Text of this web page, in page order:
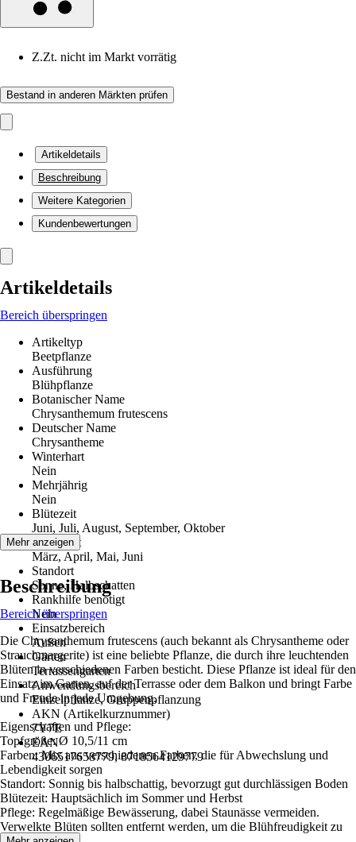
Z.Zt. nicht im Markt vorrätig
Bestand in anderen Märkten prüfen
Artikeldetails
Beschreibung
Weitere Kategorien
Kundenbewertungen
Artikeldetails
Bereich überspringen
Artikeltyp
Beetpflanze
Ausführung
Blühpflanze
Botanischer Name
Chrysanthemum frutescens
Deutscher Name
Chrysantheme
Winterhart
Nein
Mehrjährig
Nein
Blütezeit
Juni, Juli, August, September, Oktober
Pflanzzeit
März, April, Mai, Juni
Standort
Sonne, Halbschatten
Rankhilfe benötigt
Nein
Einsatzbereich
Außen
Gärten
Terrassengarten
Anwendungsbereich
Einzelpflanze, Gruppenpflanzung
AKN (Artikelkurznummer)
7Y7E
EAN
4306517658779, 8718564129779
Mehr anzeigen
Beschreibung
Bereich überspringen
Die Chrysanthemum frutescens (auch bekannt als Chrysantheme oder
Strauchmargerite) ist eine beliebte Pflanze, die durch ihre leuchtenden
Blüten in verschiedenen Farben besticht. Diese Pflanze ist ideal für den
Einsatz im Garten, auf der Terrasse oder dem Balkon und bringt Farbe
und Freude in jede Umgebung.
Eigenschaften und Pflege:
Topfgröße: Ø 10,5/11 cm
Farben: Mix aus verschiedenen Farben, die für Abwechslung und
Lebendigkeit sorgen
Standort: Sonnig bis halbschattig, bevorzugt gut durchlässigen Boden
Blütezeit: Hauptsächlich im Sommer und Herbst
Pflege: Regelmäßige Bewässerung, dabei Staunässe vermeiden.
Verwelkte Blüten sollten entfernt werden, um die Blühfreudigkeit zu